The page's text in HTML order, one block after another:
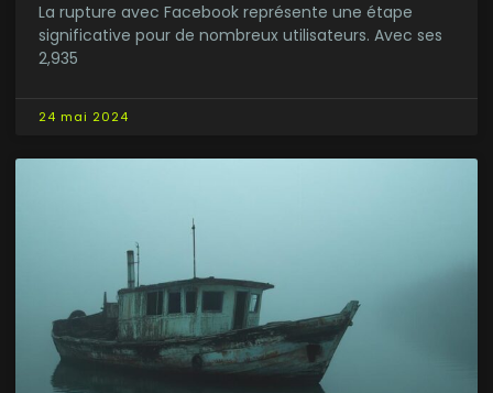
La rupture avec Facebook représente une étape
significative pour de nombreux utilisateurs. Avec ses
2,935
24 mai 2024